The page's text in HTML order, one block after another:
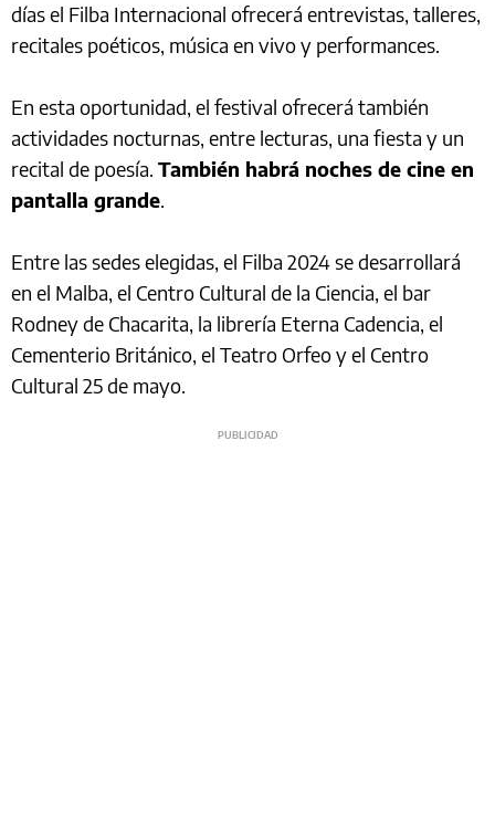
días el Filba Internacional ofrecerá entrevistas, talleres,
recitales poéticos, música en vivo y performances.
En esta oportunidad, el festival ofrecerá también
actividades nocturnas, entre lecturas, una fiesta y un
recital de poesía. También habrá noches de cine en
pantalla grande.
Entre las sedes elegidas, el Filba 2024 se desarrollará
en el Malba, el Centro Cultural de la Ciencia, el bar
Rodney de Chacarita, la librería Eterna Cadencia, el
Cementerio Británico, el Teatro Orfeo y el Centro
Cultural 25 de mayo.